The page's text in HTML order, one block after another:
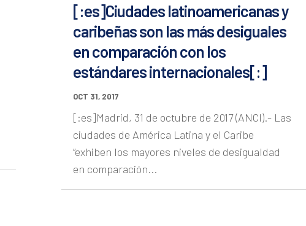
[:es]Ciudades latinoamericanas y
caribeñas son las más desiguales
en comparación con los
estándares internacionales[:]
OCT 31, 2017
[:es]Madrid, 31 de octubre de 2017 (ANCI).- Las
ciudades de América Latina y el Caribe
“exhiben los mayores niveles de desigualdad
en comparación...